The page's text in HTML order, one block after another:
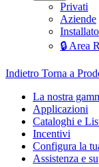
Privati
Aziende
🔒 Area
Indietro Torna a
La nostra
Applicazioni
Cataloghi e
Incentivi
Configura la
Assistenza e